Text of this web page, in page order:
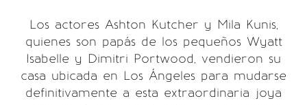
Los actores Ashton Kutcher y Mila Kunis,
quienes son papás de los pequeños Wyatt
Isabelle y Dimitri Portwood, vendieron su
casa ubicada en Los Ángeles para mudarse
definitivamente a esta extraordinaria joya